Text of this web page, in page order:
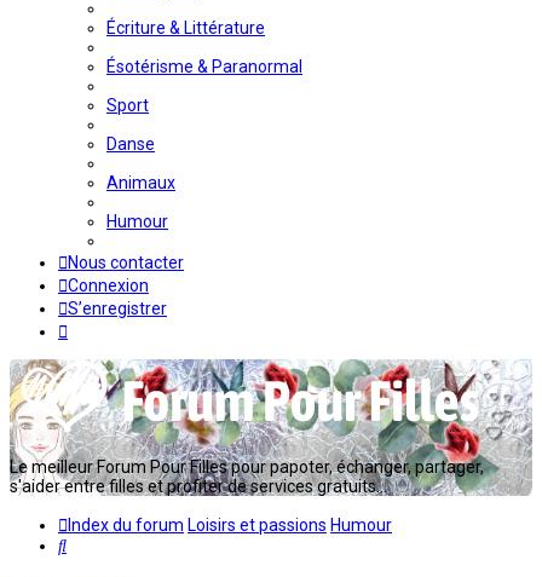
Écriture & Littérature
Ésotérisme & Paranormal
Sport
Danse
Animaux
Humour
Nous contacter
Connexion
S’enregistrer
Le meilleur Forum Pour Filles pour papoter, échanger, partager,
s'aider entre filles et profiter de services gratuits...
Index du forum Loisirs et passions Humour
Rechercher